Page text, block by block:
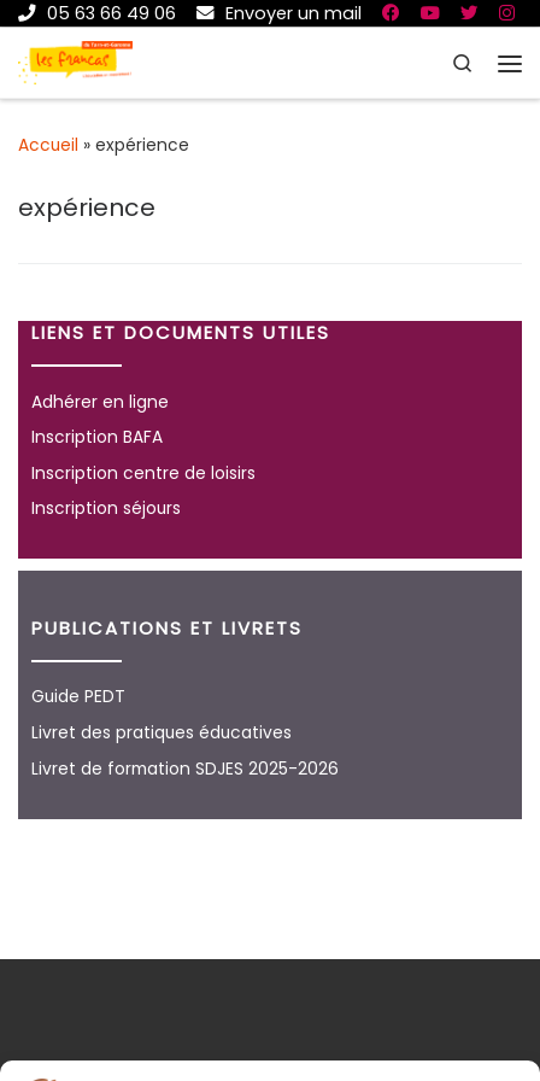
05 63 66 49 06
Envoyer un mail
Passer au contenu
Search
Accueil » expérience
expérience
LIENS ET DOCUMENTS UTILES
Adhérer en ligne
Inscription BAFA
Inscription centre de loisirs
Inscription séjours
PUBLICATIONS ET LIVRETS
Guide PEDT
Livret des pratiques éducatives
Livret de formation SDJES 2025-2026